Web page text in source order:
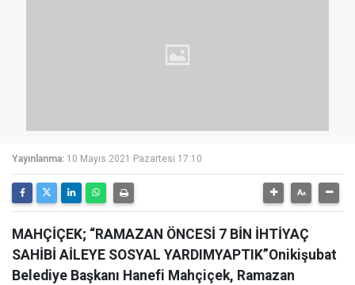
Yayınlanma: 10 Mayıs 2021 Pazartesi 17:10
MAHÇİÇEK; “RAMAZAN ÖNCESİ 7 BİN İHTİYAÇ
SAHİBİ AİLEYE SOSYAL YARDIMYAPTIK”Onikişubat
Belediye Başkanı Hanefi Mahçiçek, Ramazan